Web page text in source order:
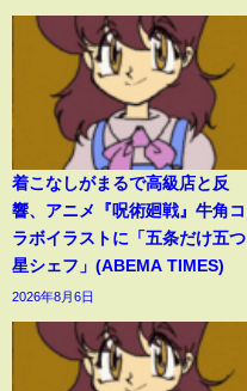
着こなしがまるで高級店と反
響、アニメ『呪術廻戦』牛角コ
ラボイラストに「五条だけ五つ
星シェフ」(ABEMA TIMES)
2026年8月6日